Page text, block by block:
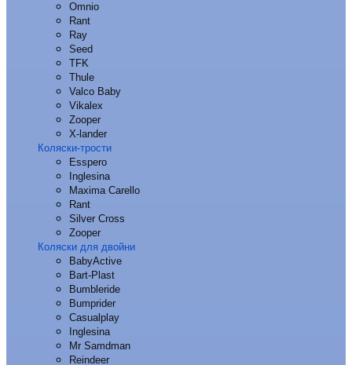
Omnio
Rant
Ray
Seed
TFK
Thule
Valco Baby
Vikalex
Zooper
X-lander
Коляски-трости
Esspero
Inglesina
Maxima Carello
Rant
Silver Cross
Zooper
Коляски для двойни
BabyActive
Bart-Plast
Bumbleride
Bumprider
Casualplay
Inglesina
Mr Samdman
Reindeer